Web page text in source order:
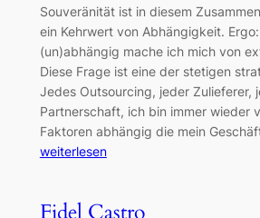
Souveränität ist in diesem
ein Kehrwert von Abhängigkeit.
(un)abhängig mache ich mich von
Diese Frage ist eine der stetigen
Jedes Outsourcing, jeder Zulieferer,
Partnerschaft, ich bin immer wieder
Faktoren abhängig die mein
weiterlesen
Fidel Castro